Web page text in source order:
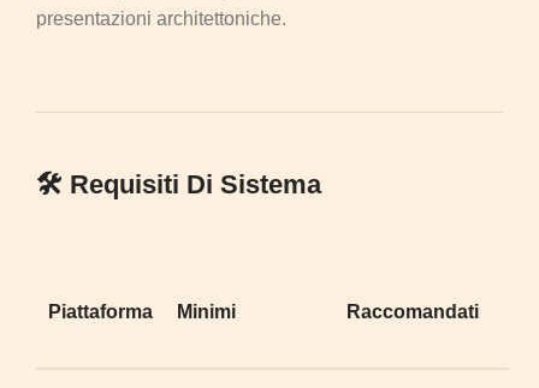
presentazioni architettoniche.
🛠 Requisiti Di Sistema
Piattaforma Minimi Raccomandati